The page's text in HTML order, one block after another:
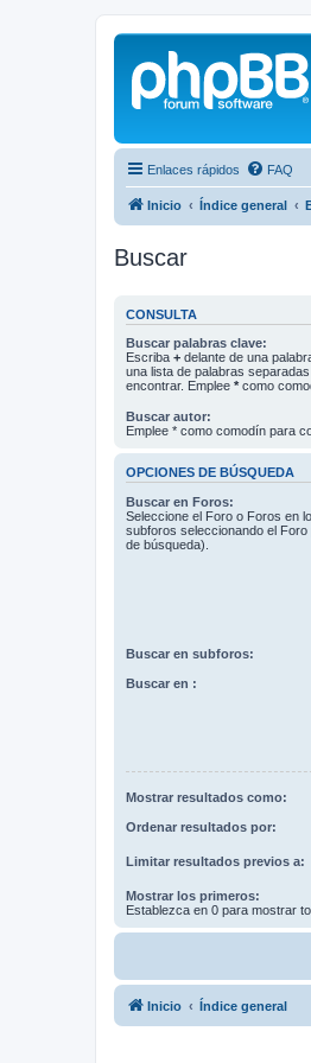
Enlaces rápidos FAQ
Inicio Índice general
Buscar
CONSULTA
Buscar palabras clave:
Escriba + delante de una
una lista de palabras
encontrar. Emplee * como
Buscar autor:
Emplee * como comodín para
OPCIONES DE BÚSQUEDA
Buscar en Foros:
Seleccione el Foro o Foros en
subforos seleccionando el
de búsqueda).
Buscar en subforos:
Buscar en :
Mostrar resultados como:
Ordenar resultados por:
Limitar resultados previos a:
Mostrar los primeros:
Establezca en 0 para mostrar
Inicio Índice general